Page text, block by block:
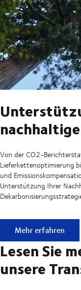
Von der CO2-
Lieferkettenoptimierung
und
Unterstützung Ihrer
Unterstützung für
Mehr erfahren
Lesen Sie
unsere